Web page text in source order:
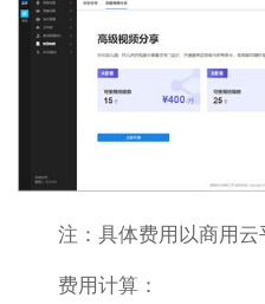
注：具体费用以商用云
费用计算：